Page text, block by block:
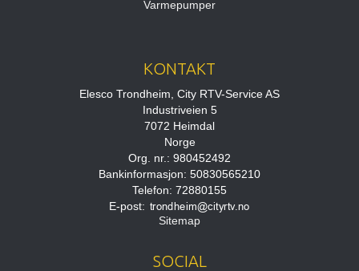
Varmepumper
KONTAKT
Elesco Trondheim, City RTV-Service AS
Industriveien 5
7072 Heimdal
Norge
Org. nr.: 980452492
Bankinformasjon: 50830565210
Telefon: 72880155
E-post:
Sitemap
SOCIAL